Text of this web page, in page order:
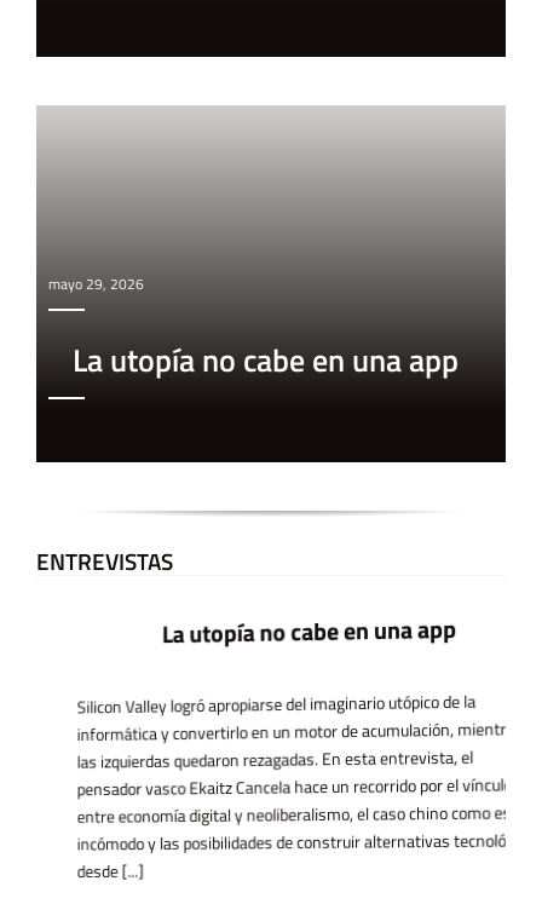
mayo 29, 2026
La utopía no cabe en una app
ENTREVISTAS
La utopía no cabe en una app
Silicon Valley logró apropiarse del imaginario utópico de la
informática y convertirlo en un motor de acumulación, mientras
las izquierdas quedaron rezagadas. En esta entrevista, el
pensador vasco Ekaitz Cancela hace un recorrido por el vínculo
entre economía digital y neoliberalismo, el caso chino como espejo
incómodo y las posibilidades de construir alternativas tecnológicas
desde [...]